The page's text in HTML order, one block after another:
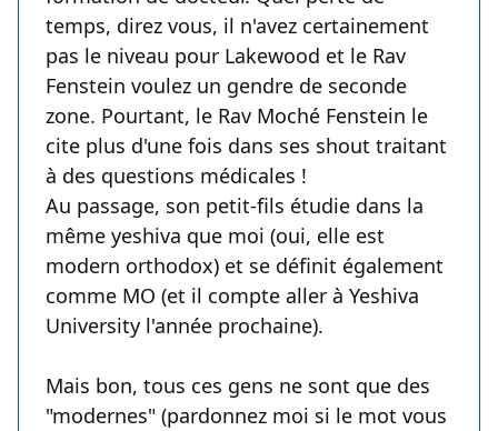
temps, direz vous, il n'avez certainement
pas le niveau pour Lakewood et le Rav
Fenstein voulez un gendre de seconde
zone. Pourtant, le Rav Moché Fenstein le
cite plus d'une fois dans ses shout traitant
à des questions médicales !
Au passage, son petit-fils étudie dans la
même yeshiva que moi (oui, elle est
modern orthodox) et se définit également
comme MO (et il compte aller à Yeshiva
University l'année prochaine).
Mais bon, tous ces gens ne sont que des
"modernes" (pardonnez moi si le mot vous